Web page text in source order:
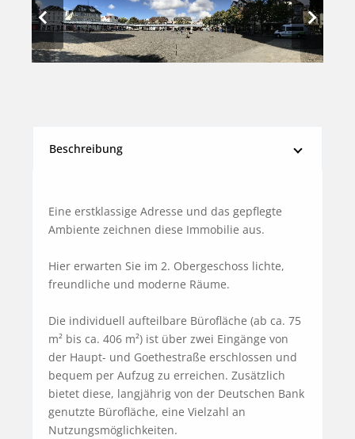
Beschreibung
Eine erstklassige Adresse und das gepflegte
Ambiente zeichnen diese Immobilie aus.
Hier erwarten Sie im 2. Obergeschoss lichte,
freundliche und moderne Räume.
Die individuell aufteilbare Bürofläche (ab ca. 75
m² bis ca. 406 m²) ist über zwei Eingänge von
der Haupt- und Goethestraße erschlossen und
bequem per Aufzug zu erreichen. Zusätzlich
bietet diese, langjährig von der Deutschen Bank
genutzte Bürofläche, eine Vielzahl an
Nutzungsmöglichkeiten.